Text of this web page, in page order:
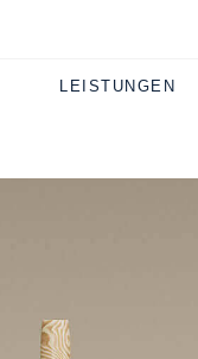
LEISTUNGEN